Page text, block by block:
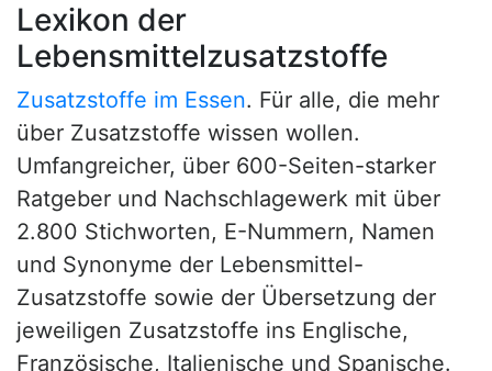
Lexikon der
Lebensmittelzusatzstoffe
Zusatzstoffe im Essen. Für alle, die mehr
über Zusatzstoffe wissen wollen.
Umfangreicher, über 600-Seiten-starker
Ratgeber und Nachschlagewerk mit über
2.800 Stichworten, E-Nummern, Namen
und Synonyme der Lebensmittel-
Zusatzstoffe sowie der Übersetzung der
jeweiligen Zusatzstoffe ins Englische,
Französische, Italienische und Spanische.